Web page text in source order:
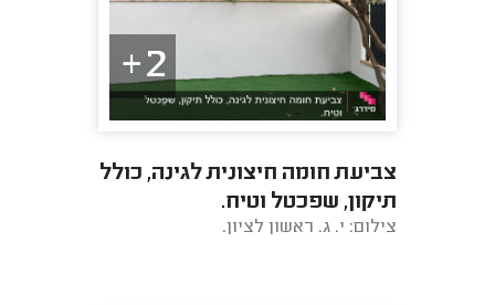
2+
צביעת חומה חיצונית לגינה, כולל
תיקון, שפכטל וטיח.
צילום: י. ג. ראשון לציון.